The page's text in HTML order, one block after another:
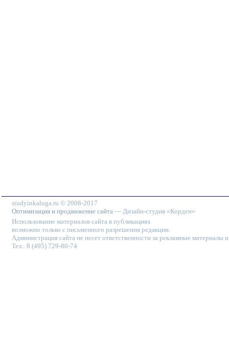
studyinkaluga.ru © 2008-2017
Оптимизация и продвижение сайта — Дизайн-студия «Корден»
Использование материалов сайта в публикациях
возможно только с письменного разрешения редакции.
Администрация сайта не несет ответственности за рекламные материалы
Тел.: 8 (495) 729-80-74